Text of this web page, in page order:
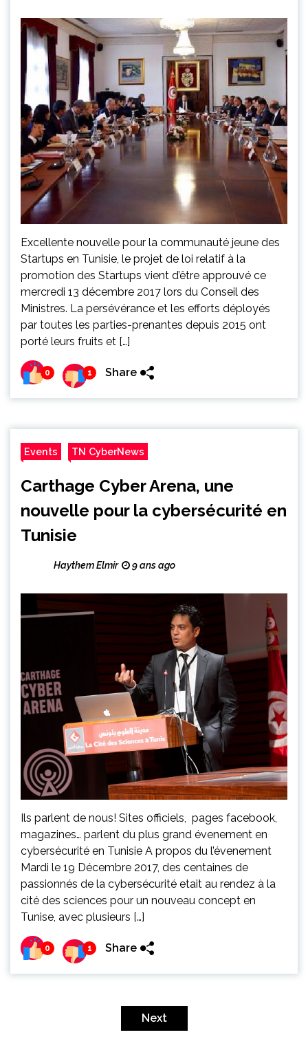
Excellente nouvelle pour la communauté jeune des
Startups en Tunisie, le projet de loi relatif à la
promotion des Startups vient d’être approuvé ce
mercredi 13 décembre 2017 lors du Conseil des
Ministres. La persévérance et les efforts déployés
par toutes les parties-prenantes depuis 2015 ont
porté leurs fruits et […]
0 1 Share
Events TN CyberNews
Carthage Cyber Arena, une
nouvelle pour la cybersécurité en
Tunisie
Haythem Elmir 9 ans ago
Ils parlent de nous! Sites officiels, pages facebook,
magazines… parlent du plus grand évenement en
cybersécurité en Tunisie A propos du l’évenement
Mardi le 19 Décembre 2017, des centaines de
passionnés de la cybersécurité etait au rendez à la
cité des sciences pour un nouveau concept en
Tunise, avec plusieurs […]
0 1 Share
Next